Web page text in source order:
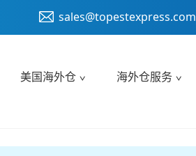
sales@topestexpress.com
美国海外仓 海外仓服务